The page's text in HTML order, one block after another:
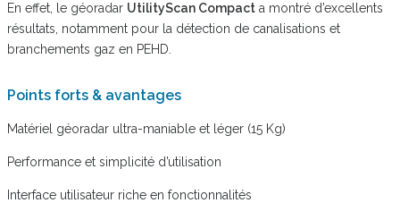
En effet, le géoradar UtilityScan Compact a montré d’excellents
résultats, notamment pour la détection de canalisations et
branchements gaz en PEHD.
Points forts & avantages
Matériel géoradar ultra-maniable et léger (15 Kg)
Performance et simplicité d’utilisation
Interface utilisateur riche en fonctionnalités